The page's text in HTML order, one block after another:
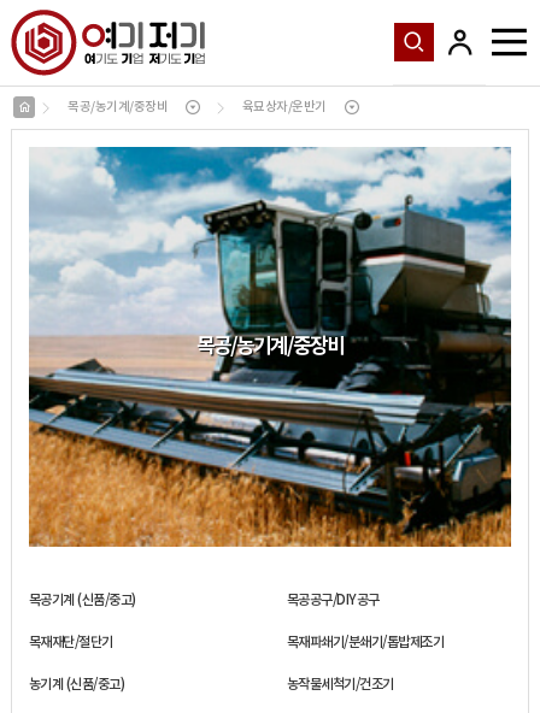
목공/농기계/중장비 육묘상자/운반기
목공/농기계 /중장비
목공기계 (신품/중고) 목공공구/DIY공구
목재재단/절단기 목재파쇄기/분쇄기/톱밥제조기
농기계 (신품/중고) 농작물세척기/건조기